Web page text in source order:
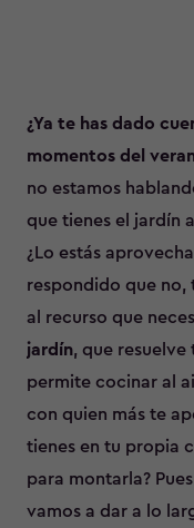
¿Ya te has dado
momentos del
no estamos
que tienes el jardín
¿Lo estás
respondido que no,
al recurso que
jardín, que resuelve
permite cocinar al
con quien más te
tienes en tu propia
para montarla?
vamos a dar a lo